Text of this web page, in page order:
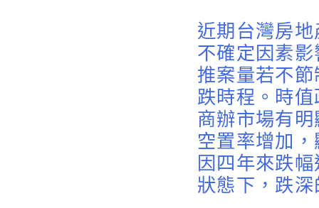
近期台灣房
不確定因素
推案量若不
跌時程。時
商辦市場有
空置率增加
因四年來跌
狀態下，跌